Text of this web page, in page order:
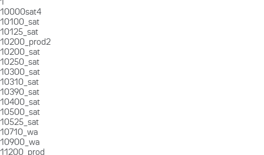
10000sat4
10100_sat
10125_sat
10200_prod2
10200_sat
10250_sat
10300_sat
10310_sat
10390_sat
10400_sat
10500_sat
10525_sat
10710_wa
10900_wa
11200_prod